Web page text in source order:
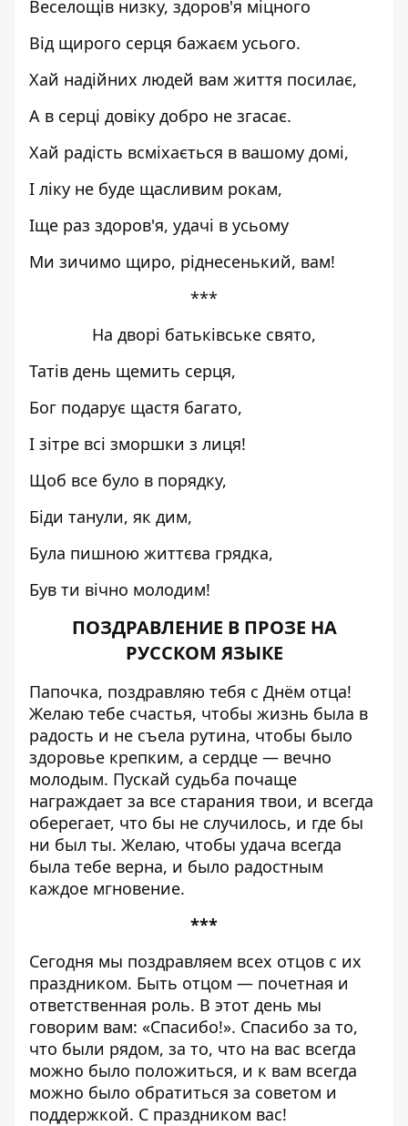
Веселощів низку, здоров'я міцного
Від щирого серця бажаєм усього.
Хай надійних людей вам життя посилає,
А в серці довіку добро не згасає.
Хай радість всміхається в вашому домі,
І ліку не буде щасливим рокам,
Іще раз здоров'я, удачі в усьому
Ми зичимо щиро, ріднесенький, вам!
***
На дворі батьківське свято,
Татів день щемить серця,
Бог подарує щастя багато,
І зітре всі зморшки з лиця!
Щоб все було в порядку,
Біди танули, як дим,
Була пишною життєва грядка,
Був ти вічно молодим!
ПОЗДРАВЛЕНИЕ В ПРОЗЕ НА
РУССКОМ ЯЗЫКЕ
Папочка, поздравляю тебя с Днём отца!
Желаю тебе счастья, чтобы жизнь была в
радость и не съела рутина, чтобы было
здоровье крепким, а сердце — вечно
молодым. Пускай судьба почаще
награждает за все старания твои, и всегда
оберегает, что бы не случилось, и где бы
ни был ты. Желаю, чтобы удача всегда
была тебе верна, и было радостным
каждое мгновение.
***
Сегодня мы поздравляем всех отцов с их
праздником. Быть отцом — почетная и
ответственная роль. В этот день мы
говорим вам: «Спасибо!». Спасибо за то,
что были рядом, за то, что на вас всегда
можно было положиться, и к вам всегда
можно было обратиться за советом и
поддержкой. С праздником вас!